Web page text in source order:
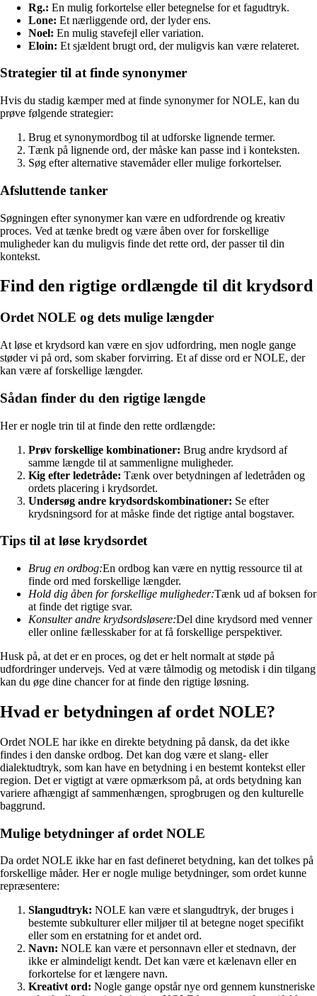
Rg.: En mulig forkortelse eller betegnelse for et fagudtryk.
Lone: Et nærliggende ord, der lyder ens.
Noel: En mulig stavefejl eller variation.
Eloin: Et sjældent brugt ord, der muligvis kan være relateret.
Strategier til at finde synonymer
Hvis du stadig kæmper med at finde synonymer for NOLE, kan du
prøve følgende strategier:
Brug et synonymordbog til at udforske lignende termer.
Tænk på lignende ord, der måske kan passe ind i konteksten.
Søg efter alternative stavemåder eller mulige forkortelser.
Afsluttende tanker
Søgningen efter synonymer kan være en udfordrende og kreativ
proces. Ved at tænke bredt og være åben over for forskellige
muligheder kan du muligvis finde det rette ord, der passer til din
kontekst.
Find den rigtige ordlængde til dit krydsord
Ordet NOLE og dets mulige længder
At løse et krydsord kan være en sjov udfordring, men nogle gange
støder vi på ord, som skaber forvirring. Et af disse ord er NOLE, der
kan være af forskellige længder.
Sådan finder du den rigtige længde
Her er nogle trin til at finde den rette ordlængde:
Prøv forskellige kombinationer: Brug andre krydsord af
samme længde til at sammenligne muligheder.
Kig efter ledetråde: Tænk over betydningen af ledetråden og
ordets placering i krydsordet.
Undersøg andre krydsordskombinationer: Se efter
krydsningsord for at måske finde det rigtige antal bogstaver.
Tips til at løse krydsordet
Brug en ordbog:En ordbog kan være en nyttig ressource til at
finde ord med forskellige længder.
Hold dig åben for forskellige muligheder:Tænk ud af boksen for
at finde det rigtige svar.
Konsulter andre krydsordsløsere:Del dine krydsord med venner
eller online fællesskaber for at få forskellige perspektiver.
Husk på, at det er en proces, og det er helt normalt at støde på
udfordringer undervejs. Ved at være tålmodig og metodisk i din tilgang
kan du øge dine chancer for at finde den rigtige løsning.
Hvad er betydningen af ordet NOLE?
Ordet NOLE har ikke en direkte betydning på dansk, da det ikke
findes i den danske ordbog. Det kan dog være et slang- eller
dialektudtryk, som kan have en betydning i en bestemt kontekst eller
region. Det er vigtigt at være opmærksom på, at ords betydning kan
variere afhængigt af sammenhængen, sprogbrugen og den kulturelle
baggrund.
Mulige betydninger af ordet NOLE
Da ordet NOLE ikke har en fast defineret betydning, kan det tolkes på
forskellige måder. Her er nogle mulige betydninger, som ordet kunne
repræsentere:
Slangudtryk: NOLE kan være et slangudtryk, der bruges i
bestemte subkulturer eller miljøer til at betegne noget specifikt
eller som en erstatning for et andet ord.
Navn: NOLE kan være et personnavn eller et stednavn, der
ikke er almindeligt kendt. Det kan være et kælenavn eller en
forkortelse for et længere navn.
Kreativt ord: Nogle gange opstår nye ord gennem kunstneriske